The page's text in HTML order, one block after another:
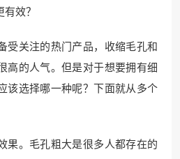
效？
受关注的热门产品，收缩毛孔和
高的人气。但是对于想要拥有细
该选择哪一种呢？下面就从多个
果。毛孔粗大是很多人都存在的